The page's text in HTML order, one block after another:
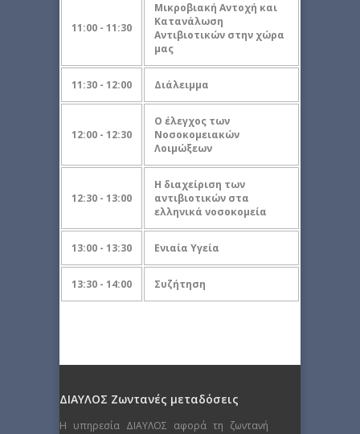
11:00 - 11:30
Μικροβιακή Αντοχή και
Κατανάλωση
Αντιβιοτικών στην χώρα
μας
11:30 - 12:00 Διάλειμμα
12:00 - 12:30
Ο έλεγχος των
Νοσοκομειακών
Λοιμώξεων
12:30 - 13:00
Η διαχείριση των
αντιβιοτικών στα
ελληνικά νοσοκομεία
13:00 - 13:30 Ενιαία Υγεία
13:30 - 14:00 Συζήτηση
ΔΙΑΥΛΟΣ Ζωντανές μεταδόσεις
Η υπηρεσία ΔΙΑΥΛΟΣ αφορά τη ζωντανή